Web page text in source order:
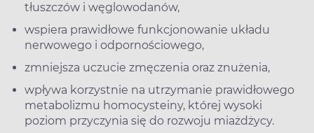
tłuszczów i węglowodanów,
wspiera prawidłowe funkcjonowanie układu
nerwowego i odpornościowego,
zmniejsza uczucie zmęczenia oraz znużenia,
wpływa korzystnie na utrzymanie prawidłowego
metabolizmu homocysteiny, której wysoki
poziom przyczynia się do rozwoju miażdżycy.